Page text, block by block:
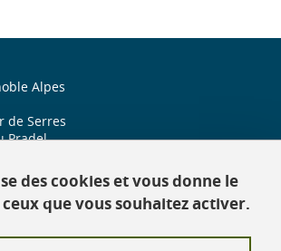
Alpes
de Serres
Pradel
grenoble-alpes.fr
des cookies et vous donne le
que vous souhaitez activer.